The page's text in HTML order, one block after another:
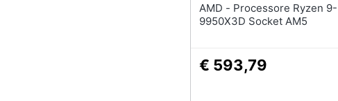
AMD - Processore Ryzen 9-
9950X3D Socket AM5
€ 593,79